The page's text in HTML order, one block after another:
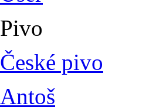
Pivo
České pivo
Antoš